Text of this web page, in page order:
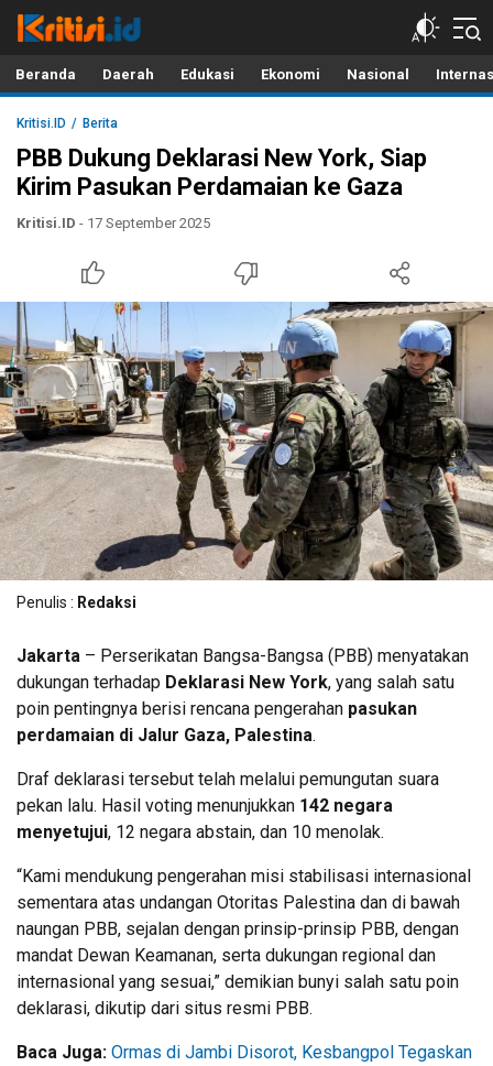
Kritisi.ID
Kritik untuk Negeri!
Beranda Daerah Edukasi Ekonomi Nasional
Kritisi.ID Berita
PBB Dukung Deklarasi New York, Siap
Kirim Pasukan Perdamaian ke Gaza
Kritisi.ID - 17 September 2025
Penulis : Redaksi
Jakarta – Perserikatan Bangsa-Bangsa (PBB) menyatakan
dukungan terhadap Deklarasi New York, yang salah satu
poin pentingnya berisi rencana pengerahan pasukan
perdamaian di Jalur Gaza, Palestina.
Draf deklarasi tersebut telah melalui pemungutan suara
pekan lalu. Hasil voting menunjukkan 142 negara
menyetujui, 12 negara abstain, dan 10 menolak.
“Kami mendukung pengerahan misi stabilisasi internasional
sementara atas undangan Otoritas Palestina dan di bawah
naungan PBB, sejalan dengan prinsip-prinsip PBB, dengan
mandat Dewan Keamanan, serta dukungan regional dan
internasional yang sesuai,” demikian bunyi salah satu poin
deklarasi, dikutip dari situs resmi PBB.
Baca Juga: Ormas di Jambi Disorot, Kesbangpol Tegaskan